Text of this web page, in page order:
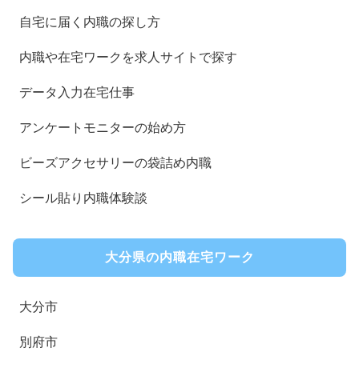
自宅に届く内職の探し方
内職や在宅ワークを求人サイトで探す
データ入力在宅仕事
アンケートモニターの始め方
ビーズアクセサリーの袋詰め内職
シール貼り内職体験談
大分県の内職在宅ワーク
大分市
別府市